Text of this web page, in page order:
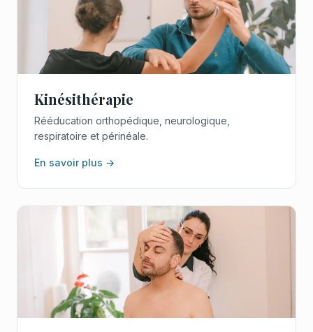
Kinésithérapie
Rééducation orthopédique, neurologique,
respiratoire et périnéale.
En savoir plus →